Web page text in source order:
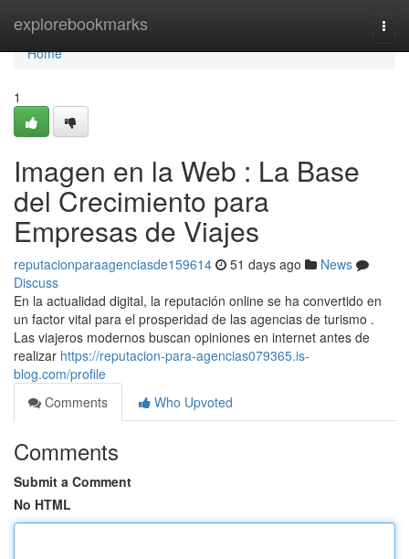
explorebookmarks
Home
Home
1
Imagen en la Web : La Base
del Crecimiento para
Empresas de Viajes
reputacionparaagenciasde159614 51 days ago
News
Discuss
En la actualidad digital, la reputación online se ha convertido en
un factor vital para el prosperidad de las agencias de turismo .
Las viajeros modernos buscan opiniones en internet antes de
realizar https://reputacion-para-agencias079365.is-
blog.com/profile
Comments
Who Upvoted
Comments
Submit a Comment
No HTML